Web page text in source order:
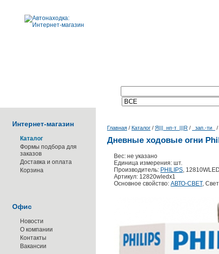
Интернет-магазин
Каталог
Формы подбора для
заказов
Доставка и оплата
Корзина
Офис
Новости
О компании
Контакты
Вакансии
Главная / Каталог / Я|||_нп-т_|||R / _зап.-ти_ /
Дневные ходовые огни
Вес: не указано
Единица измерения: шт.
Производитель: PHILIPS,
Артикул: 12820wledx1
Основное свойство: АВТО-СВЕТ,